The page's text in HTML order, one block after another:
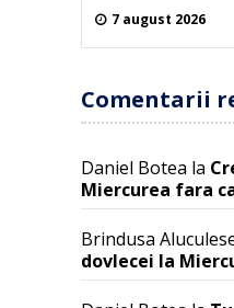
7 august 2026
Comentarii
Daniel Botea la
Miercurea fara
Brindusa
dovlecei la